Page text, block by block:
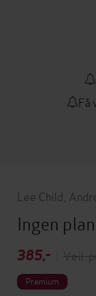
Få
Lee Child
Ingen
385,- Veil.
Premium